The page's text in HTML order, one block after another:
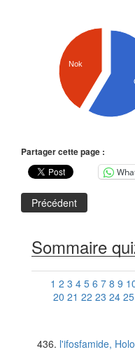
Nok
Partager cette page :
Précédent
Sommaire
1 2 3 4 5 6 7 8 9
20 21 22 23 24 25
l'ifosfamide,